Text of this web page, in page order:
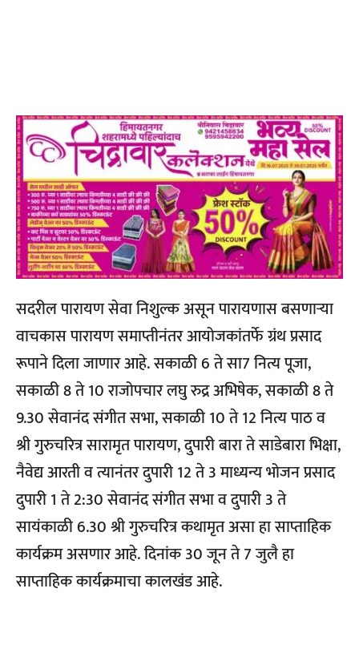
सदरील पारायण सेवा निशुल्क असून पारायणास बसणाऱ्या
वाचकास पारायण समाप्तीनंतर आयोजकांतर्फे ग्रंथ प्रसाद
रूपाने दिला जाणार आहे. सकाळी 6 ते सा7 नित्य पूजा,
सकाळी 8 ते 10 राजोपचार लघु रुद्र अभिषेक, सकाळी 8 ते
9.30 सेवानंद संगीत सभा, सकाळी 10 ते 12 नित्य पाठ व
श्री गुरुचरित्र सारामृत पारायण, दुपारी बारा ते साडेबारा भिक्षा,
नैवेद्य आरती व त्यानंतर दुपारी 12 ते 3 माध्यन्य भोजन प्रसाद
दुपारी 1 ते 2:30 सेवानंद संगीत सभा व दुपारी 3 ते
सायंकाळी 6.30 श्री गुरुचरित्र कथामृत असा हा साप्ताहिक
कार्यक्रम असणार आहे. दिनांक 30 जून ते 7 जुलै हा
साप्ताहिक कार्यक्रमाचा कालखंड आहे.